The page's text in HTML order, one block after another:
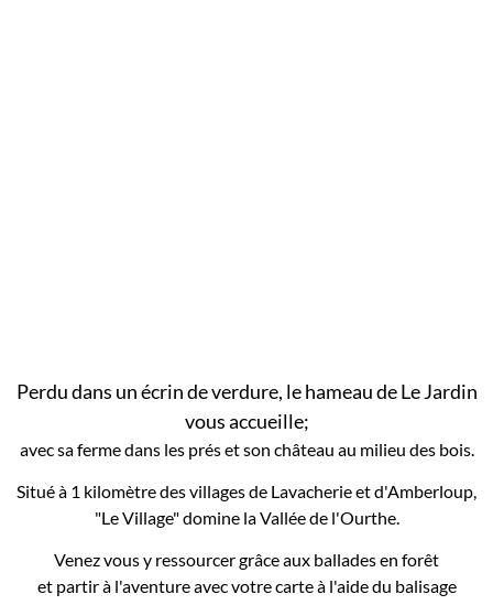
Perdu dans un écrin de verdure, le hameau de Le Jardin
vous accueille;
avec sa ferme dans les prés et son château au milieu des bois.
Situé à 1 kilomètre des villages de Lavacherie et d'Amberloup,
"Le Village" domine la Vallée de l'Ourthe.
Venez vous y ressourcer grâce aux ballades en forêt
et partir à l'aventure avec votre carte à l'aide du balisage